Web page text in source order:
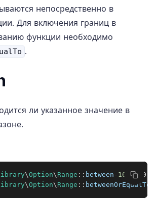
непосредственно в
Для включения границ в
функции необходимо
.
ли указанное значение в
\Option\ Range :: between - 10
\Option\ Range :: betweenOrEqualTo